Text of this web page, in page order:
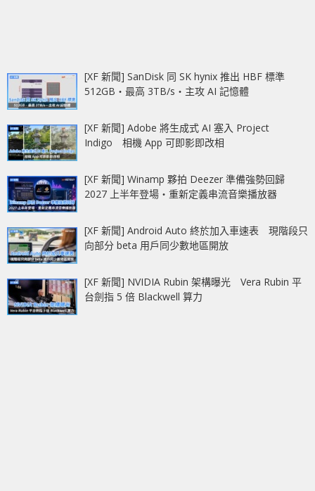
[XF 新聞] SanDisk 同 SK hynix 推出 HBF 標準
512GB‧最高 3TB/s‧主攻 AI 記憶體
[XF 新聞] Adobe 將生成式 AI 塞入 Project
Indigo 相機 App 可即影即改相
[XF 新聞] Winamp 夥拍 Deezer 準備強勢回歸
2027 上半年登場‧重新定義串流音樂播放器
[XF 新聞] Android Auto 終於加入車速表 現階段只
向部分 beta 用戶同少數地區開放
[XF 新聞] NVIDIA Rubin 架構曝光 Vera Rubin 平
台劍指 5 倍 Blackwell 算力